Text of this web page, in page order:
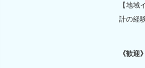
【地
計の経
《歓迎》